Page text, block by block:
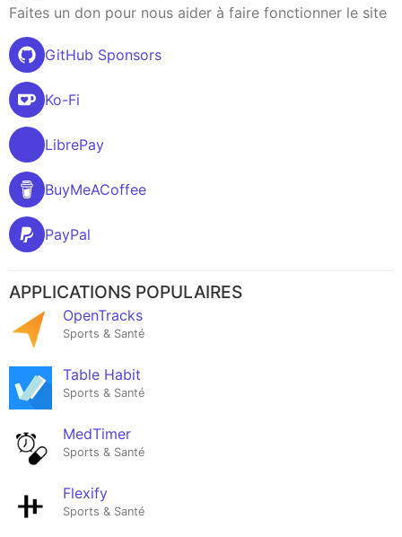
Faites un don pour nous aider à faire fonctionner le site
GitHub Sponsors
Ko-Fi
LibrePay
BuyMeACoffee
PayPal
APPLICATIONS POPULAIRES
OpenTracks
Sports & Santé
Table Habit
Sports & Santé
MedTimer
Sports & Santé
Flexify
Sports & Santé